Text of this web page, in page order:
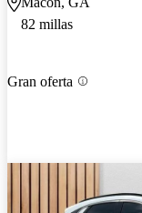
82 millas
Gran oferta